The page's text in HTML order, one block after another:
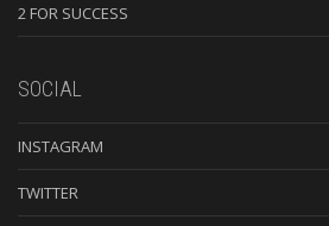
2 FOR SUCCESS
SOCIAL
INSTAGRAM
TWITTER